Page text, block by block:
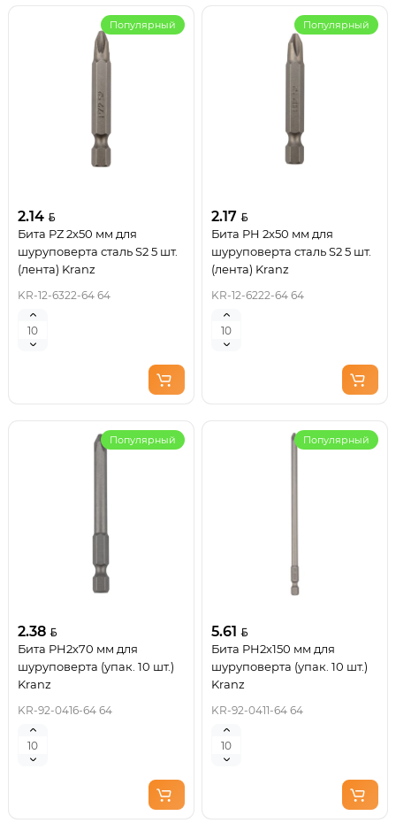
Популярный
2.14
Бита PZ 2x50 мм для
шуруповерта сталь S2 5 шт.
(лента) Kranz
KR-12-6322-64 64
Популярный
2.17
Бита PH 2x50 мм для
шуруповерта сталь S2 5 шт.
(лента) Kranz
KR-12-6222-64 64
Популярный
2.38
Бита PH2х70 мм для
шуруповерта (упак. 10 шт.)
Kranz
KR-92-0416-64 64
Популярный
5.61
Бита PH2х150 мм для
шуруповерта (упак. 10 шт.)
Kranz
KR-92-0411-64 64